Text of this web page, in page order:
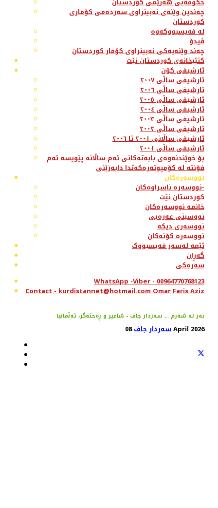
چەندین وێنەی نەبینراوی سەردەمی کۆماری
کوردستان
لە فەیسبووکەوە
ڤیدۆ
چەند وێنەیەکی نەبینراوی کۆمار کوردستان
کتێبخانەی کوردستان نێت
ئارشیفی کۆن
ئارشیفی ساڵی ٢٠٠٧
ئارشیفی ساڵی ٢٠٠٦
ئارشیفی ساڵی ٢٠٠٥
ئارشیفی ساڵی ٢٠٠٤
ئارشیفی ساڵی ٢٠٠٣
ئارشیفی ساڵی ٢٠٠٢
ئارشیفی ساڵانی ٢٠٠١ تا ٢٠٠٦
ئارشیفی ساڵی ٢٠٠١
بۆ خوێندنەوەی بابەتەکانی ئەم ساڵانە پێویسە ئەم
فۆنتە لە کۆمپوتەرەکەتدا دابەزێنی
نووسەرەکان
نووسەرە ناسراوەکان-
کوردستان نێت
خانمە نووسەرەکان
نووسینی عەرەبی
نووسەری دیکە
نووسەرە کۆنەکان
ئێمە لەسەر فەیسبووک
گەڕان
سەرەکی
WhatsApp -Viber - 00964770768123
Contact - kurdistannet@hotmail.com Omar Faris Aziz
بەر لە شەرم ... سەردار جاف - شاعير و ڕەخنەگر، ئەڵمانيا
سەردار جاف08 April 2026